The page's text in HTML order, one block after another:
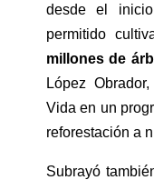
desde el
permitido
millones de
López
Vida en un
reforestación a
Subrayó